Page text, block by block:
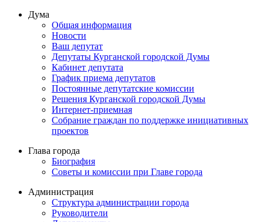
Дума
Общая информация
Новости
Ваш депутат
Депутаты Курганской городской Думы
Кабинет депутата
График приема депутатов
Постоянные депутатские комиссии
Решения Курганской городской Думы
Интернет-приемная
Собрание граждан по поддержке инициативных
проектов
Глава города
Биография
Советы и комиссии при Главе города
Администрация
Структура администрации города
Руководители